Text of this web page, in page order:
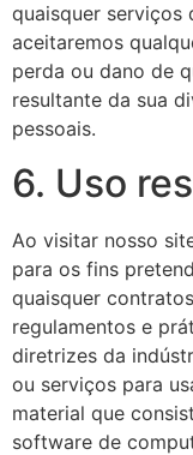
quaisquer serviços
aceitaremos
perda ou dano de
resultante da sua
pessoais.
6. Uso
Ao visitar nosso
para os fins
quaisquer
regulamentos e
diretrizes da
ou serviços para
material que
software de